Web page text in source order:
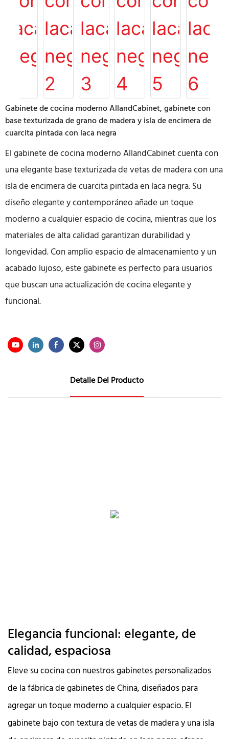
Gabinete de cocina moderno AllandCabinet, gabinete con
base texturizada de grano de madera y isla de encimera de
cuarcita pintada con laca negra
El gabinete de cocina moderno AllandCabinet cuenta con
una elegante base texturizada de vetas de madera con una
isla de encimera de cuarcita pintada en laca negra. Su
diseño elegante y contemporáneo añade un toque
moderno a cualquier espacio de cocina, mientras que los
materiales de alta calidad garantizan durabilidad y
longevidad. Con amplio espacio de almacenamiento y un
acabado lujoso, este gabinete es perfecto para usuarios
que buscan una actualización de cocina elegante y
funcional.
Detalle Del Producto
Elegancia funcional: elegante, de
calidad, espaciosa
Eleve su cocina con nuestros gabinetes personalizados
de la fábrica de gabinetes de China, diseñados para
agregar un toque moderno a cualquier espacio. El
gabinete bajo con textura de vetas de madera y una isla